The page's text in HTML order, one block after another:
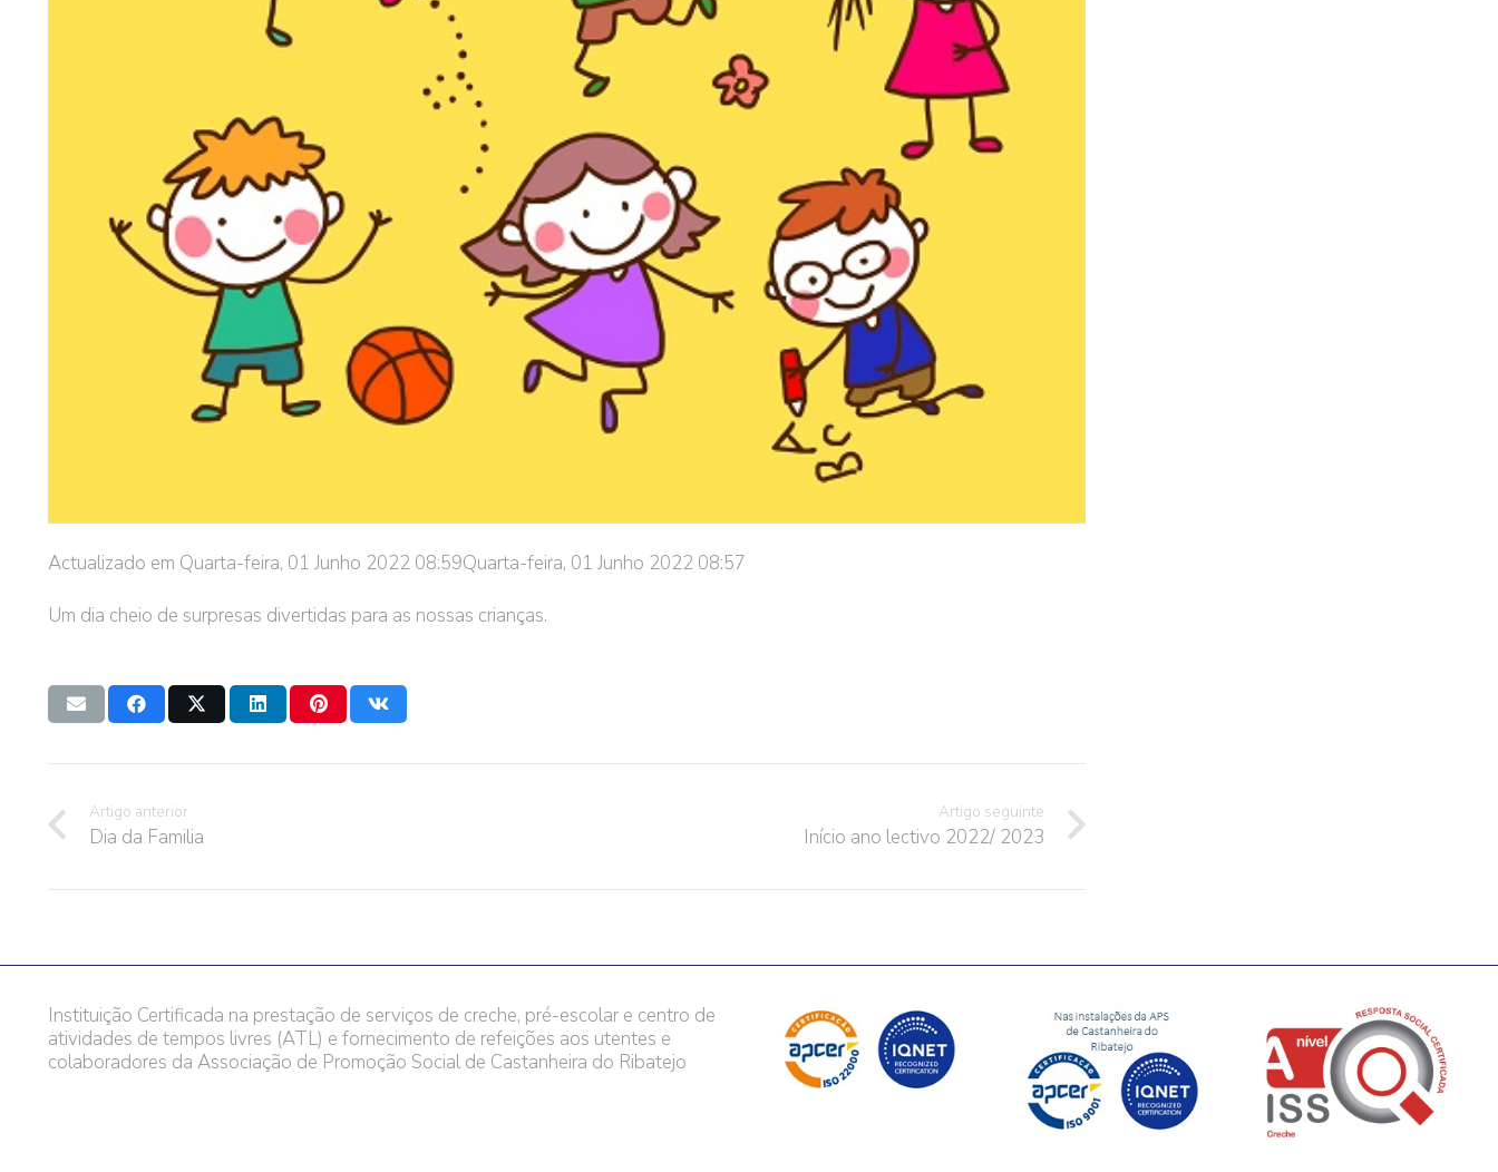
Actualizado em Quarta-feira, 01 Junho 2022 08:59Quarta-feira, 01 Junho 2022 08:57
Um dia cheio de surpresas divertidas para as nossas crianças.
Artigo anterior
Dia da Familia
Artigo seguinte
Início ano lectivo 2022/ 2023
Instituição Certificada na prestação de serviços de creche, pré-escolar e centro de
atividades de tempos livres (ATL) e fornecimento de refeições aos utentes e
colaboradores da Associação de Promoção Social de Castanheira do Ribatejo